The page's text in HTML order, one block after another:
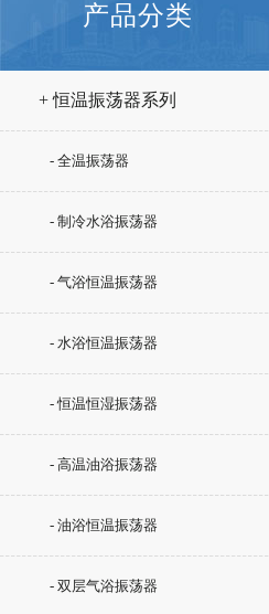
产品分类
+ 恒温振荡器系列
- 全温振荡器
- 制冷水浴振荡器
- 气浴恒温振荡器
- 水浴恒温振荡器
- 恒温恒湿振荡器
- 高温油浴振荡器
- 油浴恒温振荡器
- 双层气浴振荡器